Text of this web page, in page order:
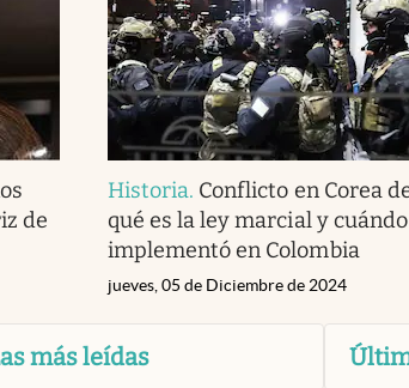
de
Historia. Conflicto en Corea
qué es la ley marcial y
implementó en Colombia
jueves, 05 de Diciembre de 2024
más leídas